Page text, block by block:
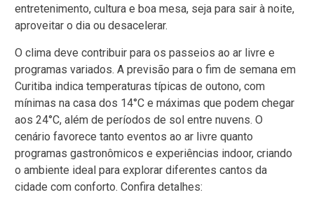
entretenimento, cultura e boa mesa, seja para sair à noite,
aproveitar o dia ou desacelerar.
O clima deve contribuir para os passeios ao ar livre e
programas variados. A previsão para o fim de semana em
Curitiba indica temperaturas típicas de outono, com
mínimas na casa dos 14°C e máximas que podem chegar
aos 24°C, além de períodos de sol entre nuvens. O
cenário favorece tanto eventos ao ar livre quanto
programas gastronômicos e experiências indoor, criando
o ambiente ideal para explorar diferentes cantos da
cidade com conforto. Confira detalhes: